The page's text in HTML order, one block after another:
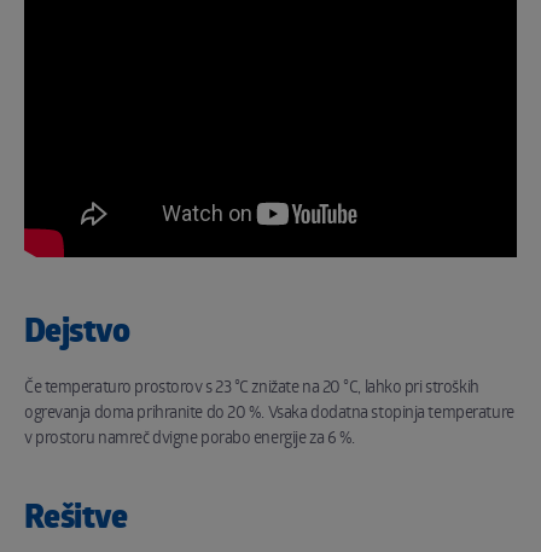
Dejstvo
Če temperaturo prostorov s 23 °C znižate na 20 °C, lahko pri stroških
ogrevanja doma prihranite do 20 %. Vsaka dodatna stopinja temperature
v prostoru namreč dvigne porabo energije za 6 %.
Rešitve